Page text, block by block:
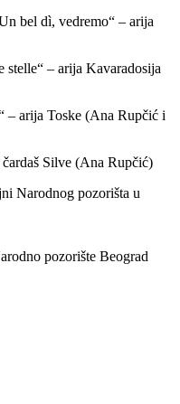
bel dì, vedremo“ – arija
stelle“ – arija Kavaradosija
– arija Toske (Ana Rupčić i
čardaš Silve (Ana Rupčić)
Narodnog pozorišta u
pozorište Beograd